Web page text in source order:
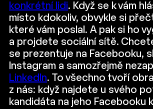
konkrétní lidi. Když se k vám
místo kdokoliv, obvykle si
které vám poslal. A pak si ho
a projdete sociální sítě.
se prezentuje na Facebooku,
Instagram a samozřejmě
LinkedIn. To všechno tvoří
z nás: když najdete u svého
kandidáta na jeho Facebooku